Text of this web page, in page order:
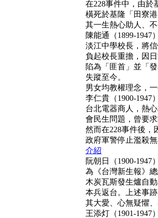
在228事件中，由於
橫死於基隆「田寮港
其一生熱心助人、
陳能通（1899-1947）
淡江中學校長，將
負起校長重擔，因
陷為「匪首」並「
失蹤至今。
男女均教權理念，
李仁貴（1900-1947）
台北電器商人，熱
會民生問題，曾要
然而在228事件後，
政府軍警停止濫殺
介紹
阮朝日（1900-1947）
為《台灣新生報》
木炭瓦斯發生爐自
本兵返台。上述事
其大愛、心無疑懼
王添灯（1901-1947）